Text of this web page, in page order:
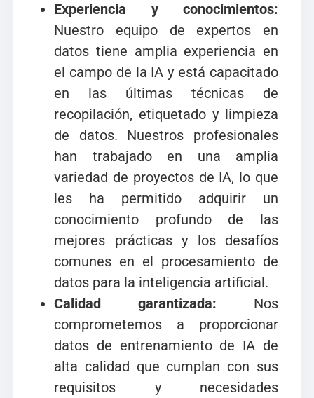
Experiencia y conocimientos:
Nuestro equipo de expertos en
datos tiene amplia experiencia en
el campo de la IA y está capacitado
en las últimas técnicas de
recopilación, etiquetado y limpieza
de datos. Nuestros profesionales
han trabajado en una amplia
variedad de proyectos de IA, lo que
les ha permitido adquirir un
conocimiento profundo de las
mejores prácticas y los desafíos
comunes en el procesamiento de
datos para la inteligencia artificial.
Calidad garantizada: Nos
comprometemos a proporcionar
datos de entrenamiento de IA de
alta calidad que cumplan con sus
requisitos y necesidades